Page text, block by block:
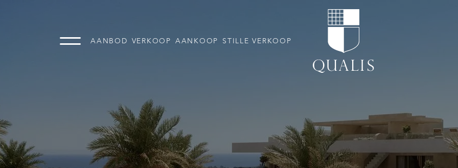
AANBOD VERKOOP AANKOOP STILLE VERKOOP